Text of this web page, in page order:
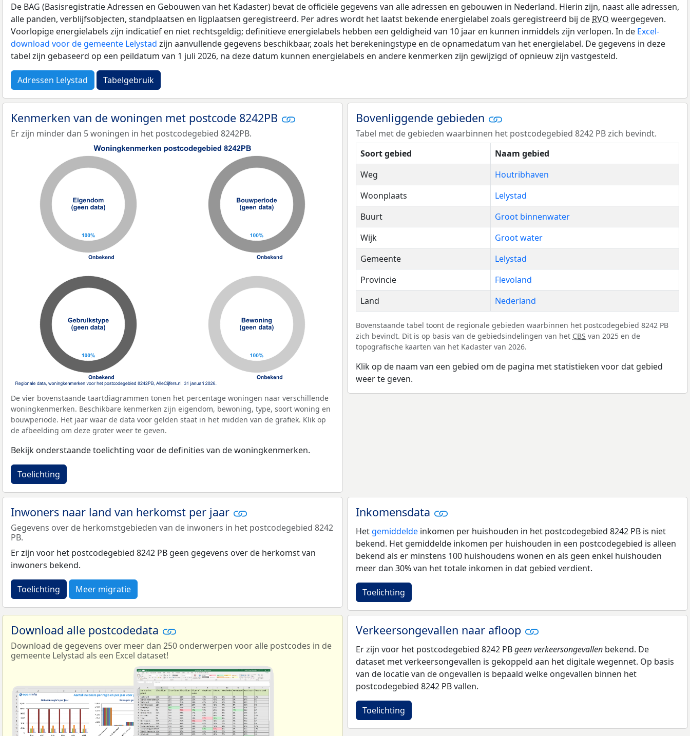
De BAG (Basisregistratie Adressen en Gebouwen van het Kadaster) bevat de officiële gegevens van alle adressen en gebouwen in Nederland. Hierin zijn, naast alle adressen,
alle panden, verblijfsobjecten, standplaatsen en ligplaatsen geregistreerd. Per adres wordt het laatst bekende energielabel zoals geregistreerd bij de RVO weergegeven.
Voorlopige energielabels zijn indicatief en niet rechtsgeldig; definitieve energielabels hebben een geldigheid van 10 jaar en kunnen inmiddels zijn verlopen. In de Excel-
download voor de gemeente Lelystad zijn aanvullende gegevens beschikbaar, zoals het berekeningstype en de opnamedatum van het energielabel. De gegevens in deze
tabel zijn gebaseerd op een peildatum van 1 juli 2026, na deze datum kunnen energielabels en andere kenmerken zijn gewijzigd of opnieuw zijn vastgesteld.
Adressen Lelystad Tabelgebruik
Kenmerken van de woningen met postcode 8242PB
Er zijn minder dan 5 woningen in het postcodegebied 8242PB.
De vier bovenstaande taartdiagrammen tonen het percentage woningen naar verschillende
woningkenmerken. Beschikbare kenmerken zijn eigendom, bewoning, type, soort woning en
bouwperiode. Het jaar waar de data voor gelden staat in het midden van de grafiek. Klik op
de afbeelding om deze groter weer te geven.
Bekijk onderstaande toelichting voor de definities van de woningkenmerken.
Toelichting
Bovenliggende gebieden
Tabel met de gebieden waarbinnen het postcodegebied 8242 PB zich bevindt.
Soort gebied
Naam gebied
Weg
Houtribhaven
Woonplaats
Lelystad
Buurt
Groot binnenwater
Wijk
Groot water
Gemeente
Lelystad
Provincie
Flevoland
Land
Nederland
Bovenstaande tabel toont de regionale gebieden waarbinnen het postcodegebied 8242 PB
zich bevindt. Dit is op basis van de gebiedsindelingen van het CBS van 2025 en de
topografische kaarten van het Kadaster van 2026.
Klik op de naam van een gebied om de pagina met statistieken voor dat gebied
weer te geven.
Inwoners naar land van herkomst per jaar
Gegevens over de herkomstgebieden van de inwoners in het postcodegebied 8242
PB.
Er zijn voor het postcodegebied 8242 PB geen gegevens over de herkomst van
inwoners bekend.
Toelichting Meer migratie
Inkomensdata
Het gemiddelde inkomen per huishouden in het postcodegebied 8242 PB is niet
bekend. Het gemiddelde inkomen per huishouden in een postcodegebied is alleen
bekend als er minstens 100 huishoudens wonen en als geen enkel huishouden
meer dan 30% van het totale inkomen in dat gebied verdient.
Toelichting
Download alle postcodedata
Download de gegevens over meer dan 250 onderwerpen voor alle postcodes in de
gemeente Lelystad als een Excel dataset!
Verkeersongevallen naar afloop
Er zijn voor het postcodegebied 8242 PBgeen verkeersongevallen bekend. De
dataset met verkeersongevallen is gekoppeld aan het digitale wegennet. Op basis
van de locatie van de ongevallen is bepaald welke ongevallen binnen het
postcodegebied 8242 PB vallen.
Toelichting